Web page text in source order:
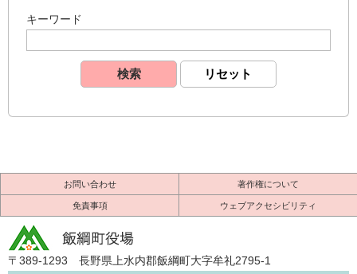
キーワード
お問い合わせ 著作権について
免責事項 ウェブアクセシビリティ
〒389-1293 長野県上水内郡飯綱町大字牟礼2795-1